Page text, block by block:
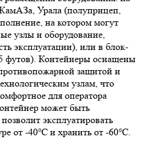
Урала (полуприцеп,
на котором могут
узлы и оборудование,
эксплуатации), или в блок-
футов). Контейнеры оснащены
защитой и
узлам, что
для оператора
может быть
эксплуатировать
от -40℃ и хранить от -60℃.